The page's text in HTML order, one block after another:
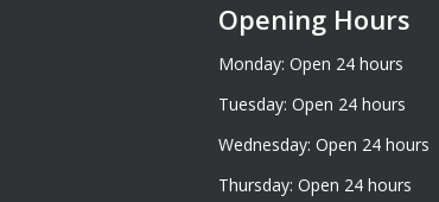
Opening Hours
Monday: Open 24 hours
Tuesday: Open 24 hours
Wednesday: Open 24 hours
Thursday: Open 24 hours